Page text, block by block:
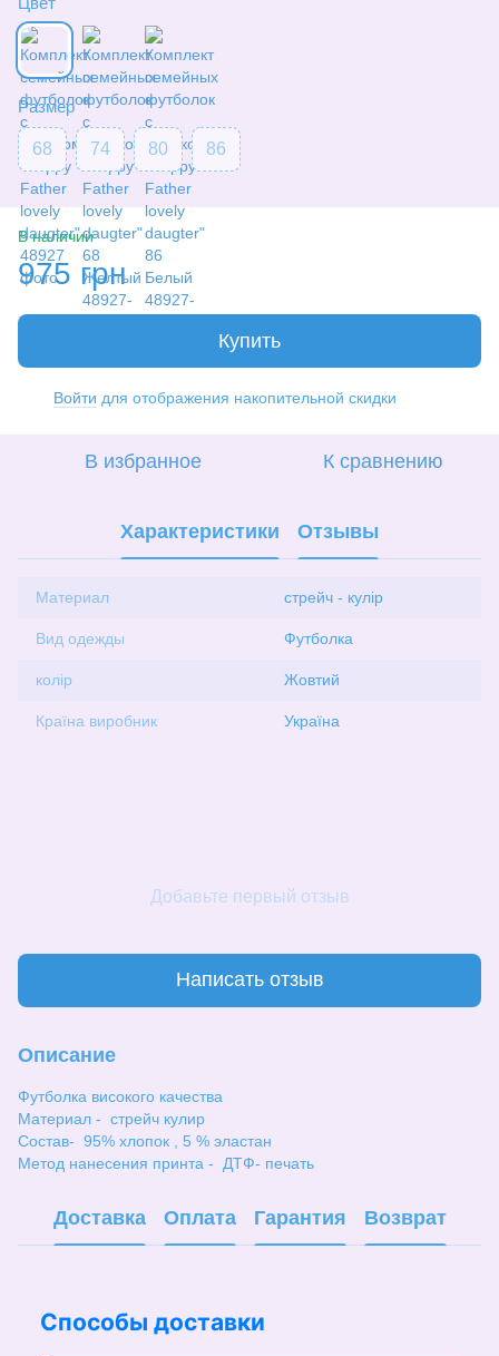
Размер
68 74 80 86
В наличии
975 грн
Купить
Войти для отображения накопительной скидки
В избранное К сравнению
Характеристики Отзывы
Материал стрейч - кулір
Вид одежды Футболка
колір Жовтий
Країна виробник Україна
Добавьте первый отзыв
Написать отзыв
Описание
Футболка високого качества
Материал - стрейч кулир
Состав- 95% хлопок , 5 % эластан
Метод нанесения принта - ДТФ- печать
Доставка Оплата Гарантия Возврат
Способы доставки